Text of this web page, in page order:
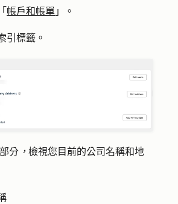
帳戶和帳單 」。
引標籤。
分 ， 檢視您目前的公司名稱和地